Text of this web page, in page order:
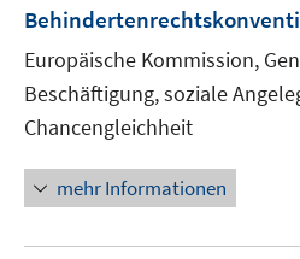
Europäische Kommission,
Beschäftigung, soziale
Chancengleichheit
mehr Informationen